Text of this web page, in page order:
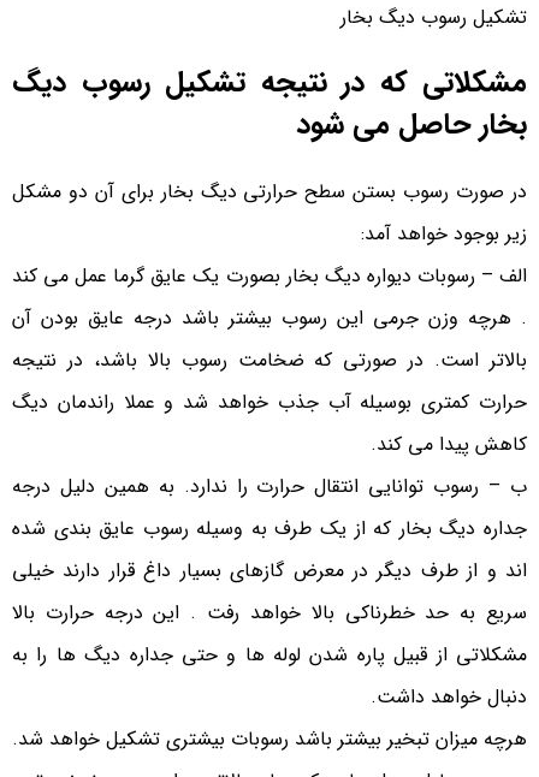
تشکیل رسوب دیگ بخار
مشکلاتی که در نتیجه تشکیل رسوب دیگ
بخار حاصل می شود
در صورت رسوب بستن سطح حرارتی دیگ بخار برای آن دو مشکل
زیر بوجود خواهد آمد:
الف – رسوبات دیواره دیگ بخار بصورت یک عایق گرما عمل می کند
. هرچه وزن جرمی این رسوب بیشتر باشد درجه عایق بودن آن
بالاتر است. در صورتی که ضخامت رسوب بالا باشد، در نتیجه
حرارت کمتری بوسیله آب جذب خواهد شد و عملا راندمان دیگ
کاهش پیدا می کند.
ب – رسوب توانایی انتقال حرارت را ندارد. به همین دلیل درجه
جداره دیگ بخار که از یک طرف به وسیله رسوب عایق بندی شده
اند و از طرف دیگر در معرض گازهای بسیار داغ قرار دارند خیلی
سریع به حد خطرناکی بالا خواهد رفت . این درجه حرارت بالا
مشکلاتی از قبیل پاره شدن لوله ها و حتی جداره دیگ ها را به
دنبال خواهد داشت.
هرچه میزان تبخیر بیشتر باشد رسوبات بیشتری تشکیل خواهد شد.